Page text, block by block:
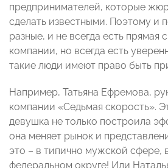
предпринимателей, которые
сделать известными. Поэтому и
разные, и не всегда есть прямая
компании, но всегда есть
такие люди имеют право быть
Например, Татьяна Ефремова,
компании «Седьмая скорость».
девушка не только построила
она меняет рынок и
это – в типично мужской сфере,
федеральном округе! Или